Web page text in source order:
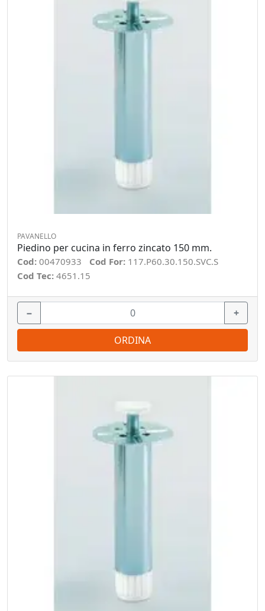
PAVANELLO
Piedino per cucina in ferro zincato 150 mm.
Cod: 00470933 Cod For: 117.P60.30.150.SVC.S
Cod Tec: 4651.15
− +
ORDINA